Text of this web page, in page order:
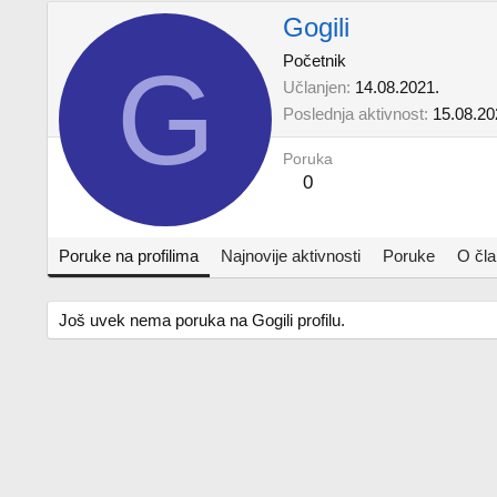
G
Gogili
Početnik
Učlanjen 14.08.2021.
Poslednja aktivnost
Poruka
0
Poruke na profilima Najnovije aktivnosti Poruke O
Još uvek nema poruka na Gogili profilu.